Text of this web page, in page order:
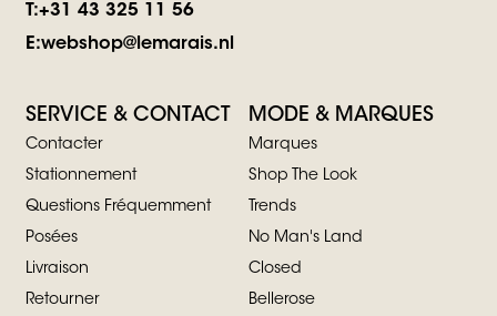
T:+31 43 325 11 56
E:webshop@lemarais.nl
SERVICE & CONTACT
Contacter
Stationnement
Questions Fréquemment
Posées
Livraison
Retourner
MODE & MARQUES
Marques
Shop The Look
Trends
No Man's Land
Closed
Bellerose